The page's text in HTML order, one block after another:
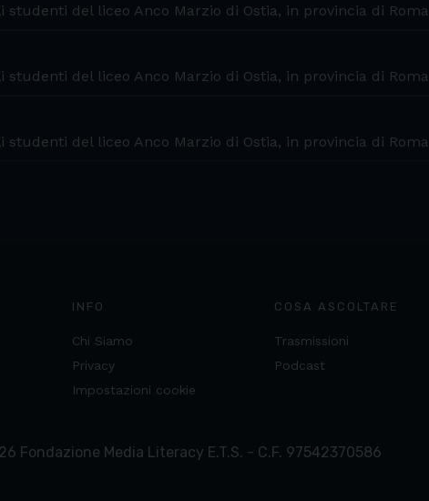
del liceo Anco Marzio di Ostia, in provincia di Roma
del liceo Anco Marzio di Ostia, in provincia di Roma
del liceo Anco Marzio di Ostia, in provincia di Roma
INFO
Chi Siamo
Privacy
Impostazioni cookie
COSA ASCOLTARE
Trasmissioni
Podcast
Fondazione Media Literacy E.T.S. - C.F. 97542370586